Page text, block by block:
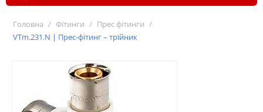
Головна / Фітинги / Прес фітинги /
VTm.231.N | Прес-фітинг – трійник